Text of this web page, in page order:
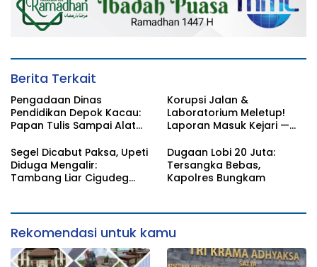
Berita Terkait
Pengadaan Dinas
Pendidikan Depok Kacau:
Papan Tulis Sampai Alat
Aturan, Harga
Disembunyikan!
Korupsi Jalan &
Laboratorium Meletup!
Laporan Masuk Kejari —
Awal Gempuran
Segel Dicabut Paksa, Upeti
Diduga Mengalir:
Tambang Liar Cigudeg
Dugaan Lobi 20 Juta:
Tersangka Bebas,
Kapolres Bungkam
Rekomendasi untuk kamu